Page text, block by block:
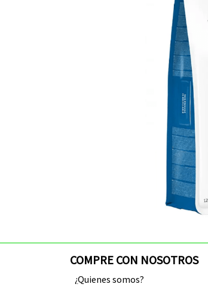
COMPRE CON NOSOTROS
¿Quienes somos?